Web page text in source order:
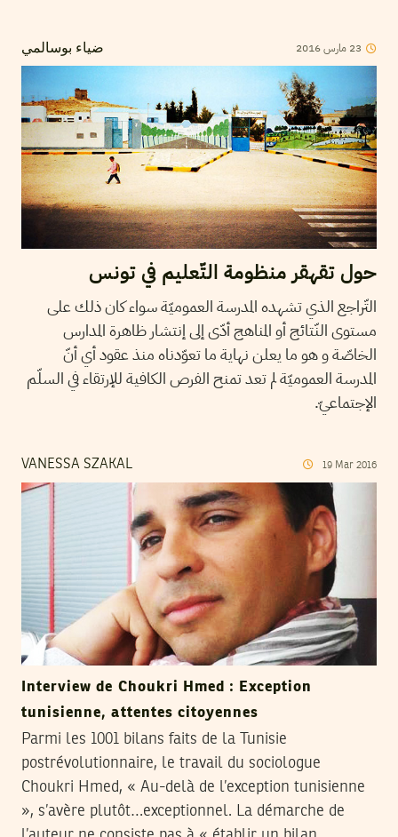
ضياء بوسالمي 23 مارس2016
حول تقهقر منظومة التّعليم في تونس
التّراجع الذي تشهده المدرسة العموميّة سواء كان ذلك على
مستوى النّتائج أو المناهج أدّى إلى إنتشار ظاهرة المدارس
الخاصّة و هو ما يعلن نهاية ما تعوّدناه منذ عقود أي أنّ
المدرسة العموميّة لم تعد تمنح الفرص الكافية للإرتقاء في السلّم
الإجتماعيّ.
VANESSA SZAKAL 19 Mar 2016
Interview de Choukri Hmed : Exception
tunisienne, attentes citoyennes
Parmi les 1001 bilans faits de la Tunisie
postrévolutionnaire, le travail du sociologue
Choukri Hmed, « Au-delà de l’exception tunisienne
», s’avère plutôt…exceptionnel. La démarche de